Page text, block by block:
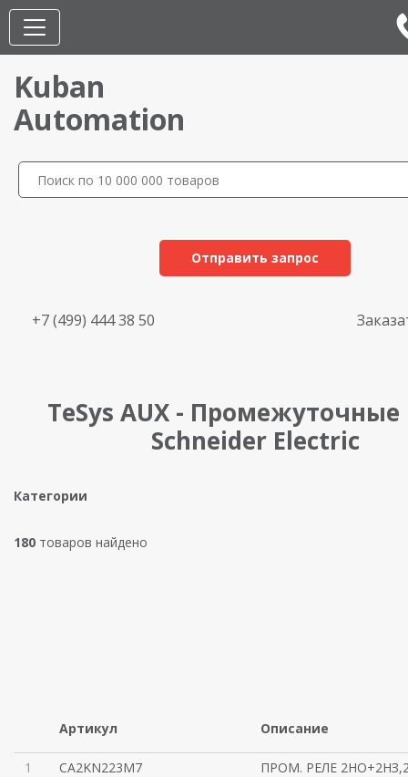
Kuban
Automation
Отправить запрос
+7 (499) 444 38 50
TeSys AUX - Промежуточные
Schneider Electric
Категории
180 товаров найдено
Артикул Описание
1 CA2KN223M7
ПРОМ. РЕЛЕ